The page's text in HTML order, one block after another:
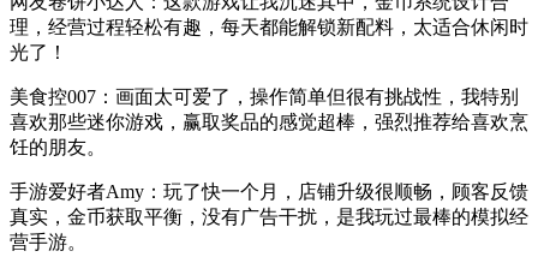
理，经营过程轻松有趣，每天都能解锁新配料，太适合休闲时
光了！
美食控007：画面太可爱了，操作简单但很有挑战性，我特别
喜欢那些迷你游戏，赢取奖品的感觉超棒，强烈推荐给喜欢烹
饪的朋友。
手游爱好者Amy：玩了快一个月，店铺升级很顺畅，顾客反馈
真实，金币获取平衡，没有广告干扰，是我玩过最棒的模拟经
营手游。